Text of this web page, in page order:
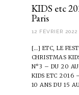
KIDS etc
Paris
12 FÉVRIER 2022
[…] ETC, LE
CHRISTMAS
N°3 – DU 20
KIDS ETC 2016
10 ANS DU 15